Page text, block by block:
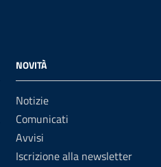
NOVITÀ
Notizie
Comunicati
Avvisi
Iscrizione alla newsletter